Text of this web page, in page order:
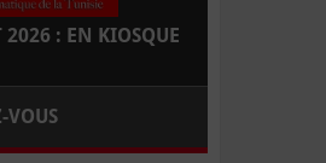
2026 : EN KIOSQUE
VOUS